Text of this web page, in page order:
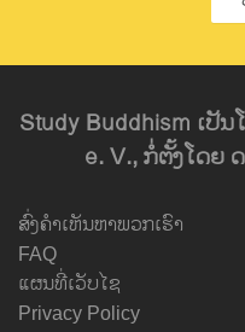
Study Buddhism ເປັ
e. V., ກໍ່ຕັ້ງໂດຍ
ສົ່ງຄຳເຫັນຫາພວກເຮົາ
FAQ
ແຜນທີ່ເວັບໄຊ
Privacy Policy